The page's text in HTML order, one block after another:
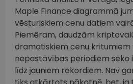
Maple Finance diagrammā
vēsturiskiem cenu datiem
Piemēram, daudzām
dramatiskiem cenu kritumiem
nepastāvības periodiem seko
līdz jauniem rekordiem. Nav